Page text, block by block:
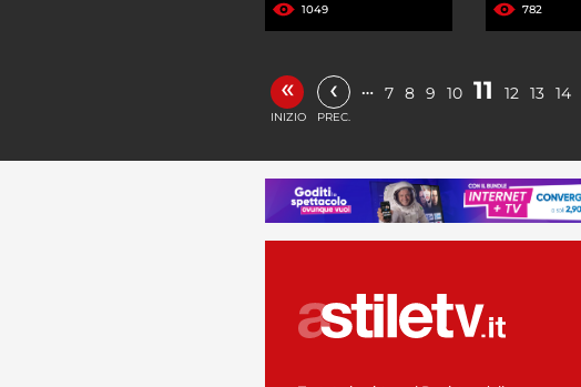
1049 782
«
INIZIO
‹
PREC.
… 7 8 9 10 11 12 13 14